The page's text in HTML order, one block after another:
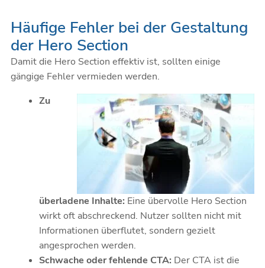
Häufige Fehler bei der Gestaltung
der Hero Section
Damit die Hero Section effektiv ist, sollten einige
gängige Fehler vermieden werden.
Zu
überladene Inhalte: Eine übervolle Hero Section
wirkt oft abschreckend. Nutzer sollten nicht mit
Informationen überflutet, sondern gezielt
angesprochen werden.
Schwache oder fehlende CTA: Der CTA ist die